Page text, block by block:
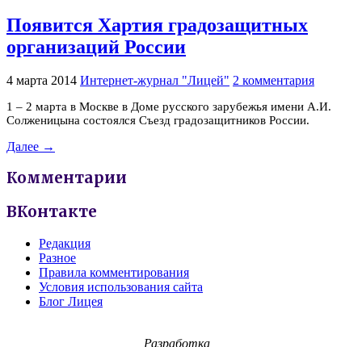
Появится Хартия градозащитных
организаций России
4 марта 2014 Интернет-журнал "Лицей" 2 комментария
1 – 2 марта в Москве в Доме русского зарубежья имени А.И.
Солженицына состоялся Съезд градозащитников России.
Далее →
Комментарии
ВКонтакте
Редакция
Разное
Правила комментирования
Условия использования сайта
Блог Лицея
Разработка